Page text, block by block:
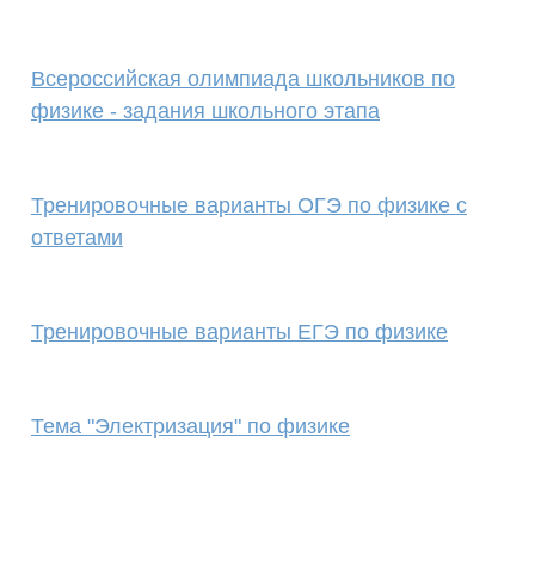
Всероссийская олимпиада школьников по
физике - задания школьного этапа
Тренировочные варианты ОГЭ по физике с
ответами
Тренировочные варианты ЕГЭ по физике
Тема "Электризация" по физике